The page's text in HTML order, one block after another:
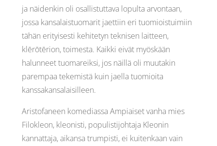
ja näidenkin oli osallistuttava lopulta arvontaan,
jossa kansalaistuomarit jaettiin eri tuomioistuimiin
tähän erityisesti kehitetyn teknisen laitteen,
klērōtērion, toimesta. Kaikki eivät myöskään
halunneet tuomareiksi, jos näillä oli muutakin
parempaa tekemistä kuin jaella tuomioita
kanssakansalaisilleen.
Aristofaneen komediassa Ampiaiset vanha mies
Filokleon, kleonisti, populistijohtaja Kleonin
kannattaja, aikansa trumpisti, ei kuitenkaan vain